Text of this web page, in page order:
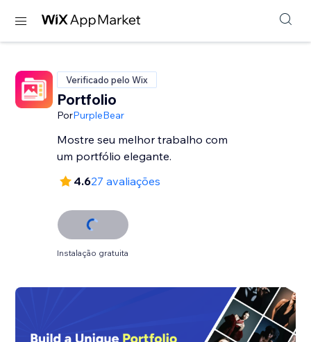
Verificado pelo Wix
Portfolio
PorPurpleBear
Mostre seu melhor trabalho com
um portfólio elegante.
4.627 avaliações
Instalação gratuita